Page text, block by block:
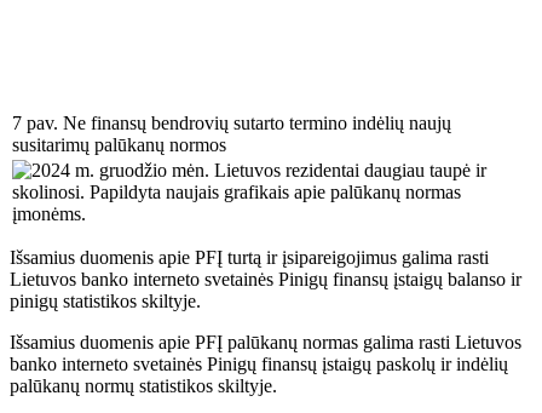
7 pav. Ne finansų bendrovių sutarto termino indėlių naujų
susitarimų palūkanų normos
Išsamius duomenis apie PFĮ turtą ir įsipareigojimus galima rasti
Lietuvos banko interneto svetainės Pinigų finansų įstaigų balanso ir
pinigų statistikos skiltyje.
Išsamius duomenis apie PFĮ palūkanų normas galima rasti Lietuvos
banko interneto svetainės Pinigų finansų įstaigų paskolų ir indėlių
palūkanų normų statistikos skiltyje.